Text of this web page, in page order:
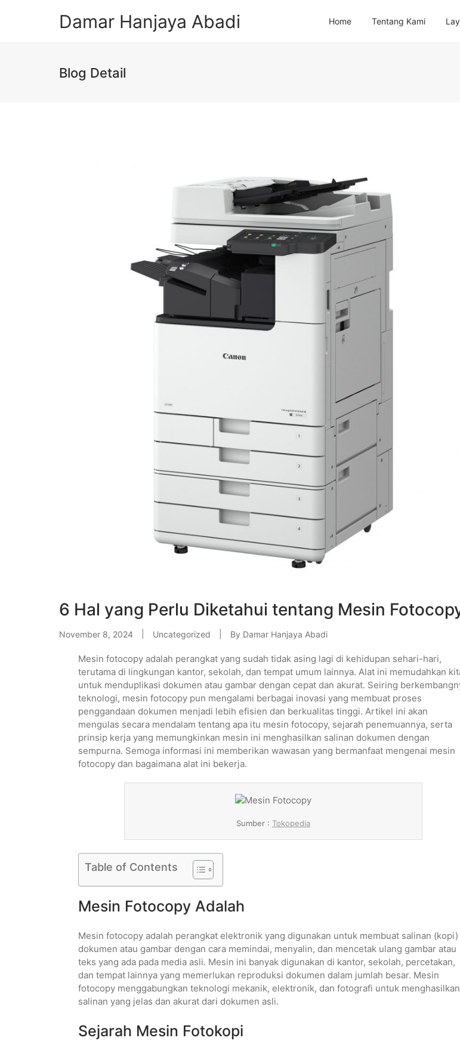
Damar Hanjaya Abadi Home Tentang Kami
Blog Detail
6 Hal yang Perlu Diketahui tentang Mesin
November 8, 2024 Uncategorized By Damar Hanjaya Abadi
Mesin fotocopy adalah perangkat yang sudah tidak asing lagi di kehidupan sehari-hari,
terutama di lingkungan kantor, sekolah, dan tempat umum lainnya. Alat ini memudahkan
untuk menduplikasi dokumen atau gambar dengan cepat dan akurat. Seiring
teknologi, mesin fotocopy pun mengalami berbagai inovasi yang membuat proses
penggandaan dokumen menjadi lebih efisien dan berkualitas tinggi. Artikel ini akan
mengulas secara mendalam tentang apa itu mesin fotocopy, sejarah penemuannya, serta
prinsip kerja yang memungkinkan mesin ini menghasilkan salinan dokumen dengan
sempurna. Semoga informasi ini memberikan wawasan yang bermanfaat mengenai mesin
fotocopy dan bagaimana alat ini bekerja.
Sumber : Tokopedia
Table of Contents
Mesin Fotocopy Adalah
Mesin fotocopy adalah perangkat elektronik yang digunakan untuk membuat salinan (kopi)
dokumen atau gambar dengan cara memindai, menyalin, dan mencetak ulang gambar atau
teks yang ada pada media asli. Mesin ini banyak digunakan di kantor, sekolah, percetakan,
dan tempat lainnya yang memerlukan reproduksi dokumen dalam jumlah besar. Mesin
fotocopy menggabungkan teknologi mekanik, elektronik, dan fotografi untuk menghasilkan
salinan yang jelas dan akurat dari dokumen asli.
Sejarah Mesin Fotokopi